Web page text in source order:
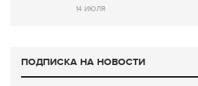
14 ИЮЛЯ
ПОДПИСКА НА НОВОСТИ